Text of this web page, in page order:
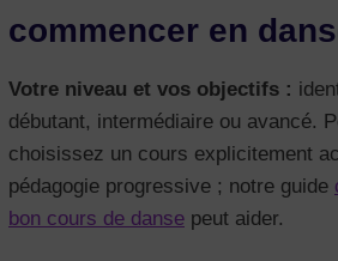
commencer en
Votre niveau et vos objectifs :
débutant, intermédiaire ou avancé.
choisissez un cours explicitement
pédagogie progressive ; notre guide
bon cours de danse peut aider.